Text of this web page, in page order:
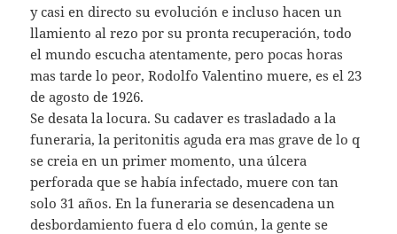
y casi en directo su evolución e incluso hacen un
llamiento al rezo por su pronta recuperación, todo
el mundo escucha atentamente, pero pocas horas
mas tarde lo peor, Rodolfo Valentino muere, es el 23
de agosto de 1926.
Se desata la locura. Su cadaver es trasladado a la
funeraria, la peritonitis aguda era mas grave de lo q
se creia en un primer momento, una úlcera
perforada que se había infectado, muere con tan
solo 31 años. En la funeraria se desencadena un
desbordamiento fuera d elo común, la gente se